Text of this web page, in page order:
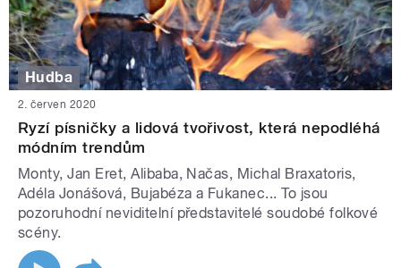
Hudba
2. červen 2020
Ryzí písničky a lidová tvořivost, která nepodléhá
módním trendům
Monty, Jan Eret, Alibaba, Načas, Michal Braxatoris,
Adéla Jonášová, Bujabéza a Fukanec... To jsou
pozoruhodní neviditelní představitelé soudobé folkové
scény.